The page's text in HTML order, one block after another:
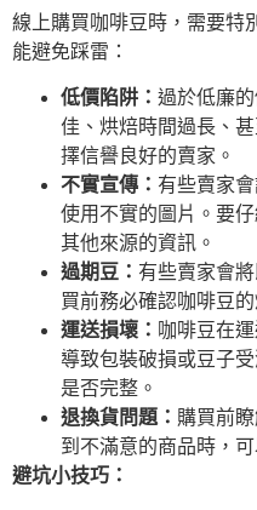
線上購買咖啡豆時，需要特
能避免踩雷：
低價陷阱： 過於低廉
佳、烘焙時間過長、
擇信譽良好的賣家。
不實宣傳： 有些賣家
使用不實的圖片。要
其他來源的資訊。
過期豆： 有些賣家會
買前務必確認咖啡豆
運送損壞： 咖啡豆在
導致包裝破損或豆子
是否完整。
退換貨問題： 購買前
到不滿意的商品時，
避坑小技巧：